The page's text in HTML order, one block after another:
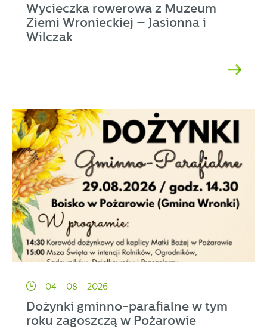
Wycieczka rowerowa z Muzeum
Ziemi Wronieckiej – Jasionna i
Wilczak
04 - 08 - 2026
Dożynki gminno-parafialne w tym
roku zagoszczą w Pożarowie